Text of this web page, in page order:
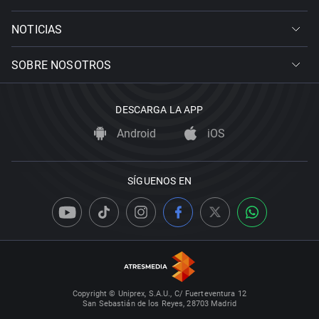
NOTICIAS
SOBRE NOSOTROS
DESCARGA LA APP
Android iOS
SÍGUENOS EN
Copyright © Uniprex, S.A.U., C/ Fuerteventura 12
San Sebastián de los Reyes, 28703 Madrid